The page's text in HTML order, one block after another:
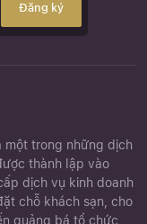
Đăng ký
một trong những dịch
thành lập vào
dịch vụ kinh doanh
chỗ khách sạn, cho
quảng bá tổ chức